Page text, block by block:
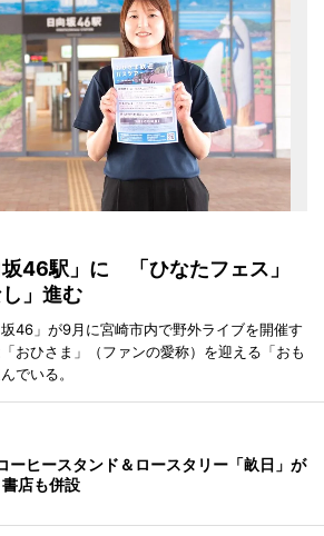
坂46駅」に 「ひなたフェス」
」進む
46」が9月に宮崎市内で野外ライブを開催す
おひさま」（ファンの愛称）を迎える「おも
でいる。
ーヒースタンド＆ロースタリー「畝日」が
店も併設